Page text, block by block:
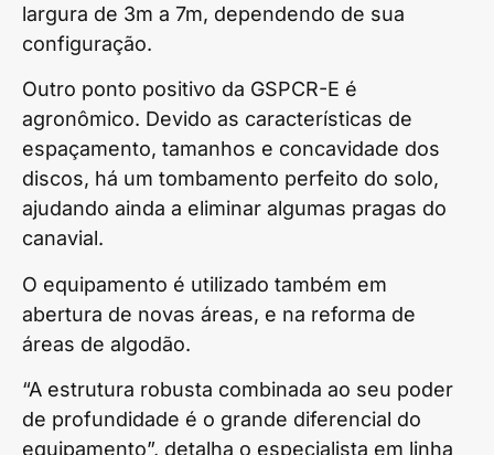
largura de 3m a 7m, dependendo de sua
configuração.
Outro ponto positivo da GSPCR-E é
agronômico. Devido as características de
espaçamento, tamanhos e concavidade dos
discos, há um tombamento perfeito do solo,
ajudando ainda a eliminar algumas pragas do
canavial.
O equipamento é utilizado também em
abertura de novas áreas, e na reforma de
áreas de algodão.
“A estrutura robusta combinada ao seu poder
de profundidade é o grande diferencial do
equipamento”, detalha o especialista em linha